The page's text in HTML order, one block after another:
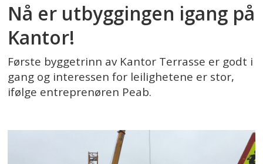
Nå er utbyggingen igang på
Kantor!
Første byggetrinn av Kantor Terrasse er godt i
gang og interessen for leilighetene er stor,
ifølge entreprenøren Peab.